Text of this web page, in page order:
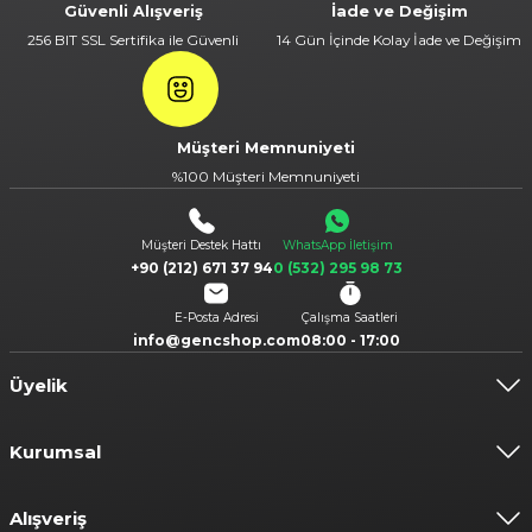
Güvenli Alışveriş
256 BIT SSL Sertifika ile Güvenli
İade ve Değişim
14 Gün İçinde Kolay İade ve Değişim
Müşteri Memnuniyeti
%100 Müşteri Memnuniyeti
Müşteri Destek Hattı
+90 (212) 671 37 94
WhatsApp İletişim
0 (532) 295 98 73
E-Posta Adresi
info@gencshop.com
Çalışma Saatleri
08:00 - 17:00
Üyelik
Kurumsal
Alışveriş